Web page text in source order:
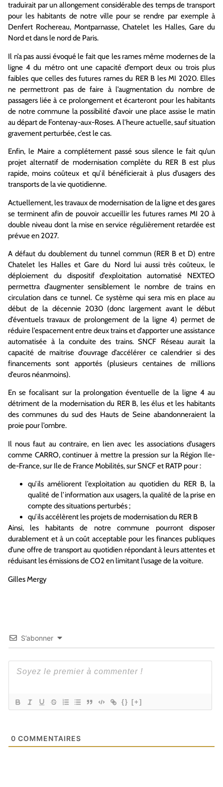
traduirait par un allongement considérable des temps de transport
pour les habitants de notre ville pour se rendre par exemple à
Denfert Rochereau, Montparnasse, Chatelet les Halles, Gare du
Nord et dans le nord de Paris.
Il n’a pas aussi évoqué le fait que les rames même modernes de la
ligne 4 du métro ont une capacité d’emport deux ou trois plus
faibles que celles des futures rames du RER B les MI 2020. Elles
ne permettront pas de faire à l’augmentation du nombre de
passagers liée à ce prolongement et écarteront pour les habitants
de notre commune la possibilité d’avoir une place assise le matin
au départ de Fontenay-aux-Roses. A l’heure actuelle, sauf situation
gravement perturbée, c’est le cas.
Enfin, le Maire a complétement passé sous silence le fait qu’un
projet alternatif de modernisation complète du RER B est plus
rapide, moins coûteux et qu’il bénéficierait à plus d’usagers des
transports de la vie quotidienne.
Actuellement, les travaux de modernisation de la ligne et des gares
se terminent afin de pouvoir accueillir les futures rames MI 20 à
double niveau dont la mise en service régulièrement retardée est
prévue en 2027.
A défaut du doublement du tunnel commun (RER B et D) entre
Chatelet les Halles et Gare du Nord lui aussi très coûteux, le
déploiement du dispositif d’exploitation automatisé NEXTEO
permettra d’augmenter sensiblement le nombre de trains en
circulation dans ce tunnel. Ce système qui sera mis en place au
début de la décennie 2030 (donc largement avant le début
d’éventuels travaux de prolongement de la ligne 4) permet de
réduire l’espacement entre deux trains et d’apporter une assistance
automatisée à la conduite des trains. SNCF Réseau aurait la
capacité de maitrise d’ouvrage d’accélérer ce calendrier si des
financements sont apportés (plusieurs centaines de millions
d’euros néanmoins).
En se focalisant sur la prolongation éventuelle de la ligne 4 au
détriment de la modernisation du RER B, les élus et les habitants
des communes du sud des Hauts de Seine abandonneraient la
proie pour l’ombre.
Il nous faut au contraire, en lien avec les associations d’usagers
comme CARRO, continuer à mettre la pression sur la Région Ile-
de-France, sur Ile de France Mobilités, sur SNCF et RATP pour :
qu’ils améliorent l’exploitation au quotidien du RER B, la
qualité de l’information aux usagers, la qualité de la prise en
compte des situations perturbés ;
qu’ils accélèrent les projets de modernisation du RER B
Ainsi, les habitants de notre commune pourront disposer
durablement et à un coût acceptable pour les finances publiques
d’une offre de transport au quotidien répondant à leurs attentes et
réduisant les émissions de CO2 en limitant l’usage de la voiture.
Gilles Mergy
S’abonner
{} [+]
0 COMMENTAIRES